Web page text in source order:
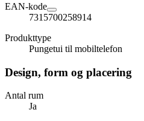
EAN-kode
7315700258914
Produkttype
Pungetui til mobiltelefon
Design, form og placering
Antal rum
Ja